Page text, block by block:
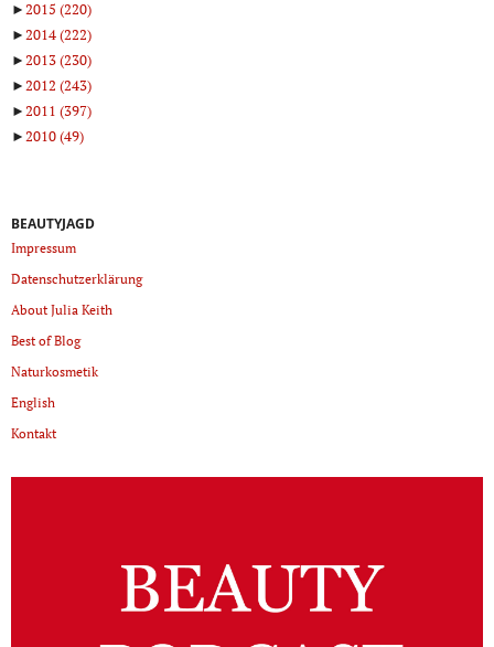
►2015 (220)
►2014(222)
►2013(230)
►2012 (243)
►2011 (397)
►2010(49)
BEAUTYJAGD
Impressum
Datenschutzerklärung
About Julia Keith
Best of Blog
Naturkosmetik
English
Kontakt